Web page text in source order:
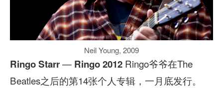
Neil Young, 2009
Ringo Starr— Ringo 2012 Ringo爷爷在The
Beatles之后的第14张个人专辑，一月底发行。